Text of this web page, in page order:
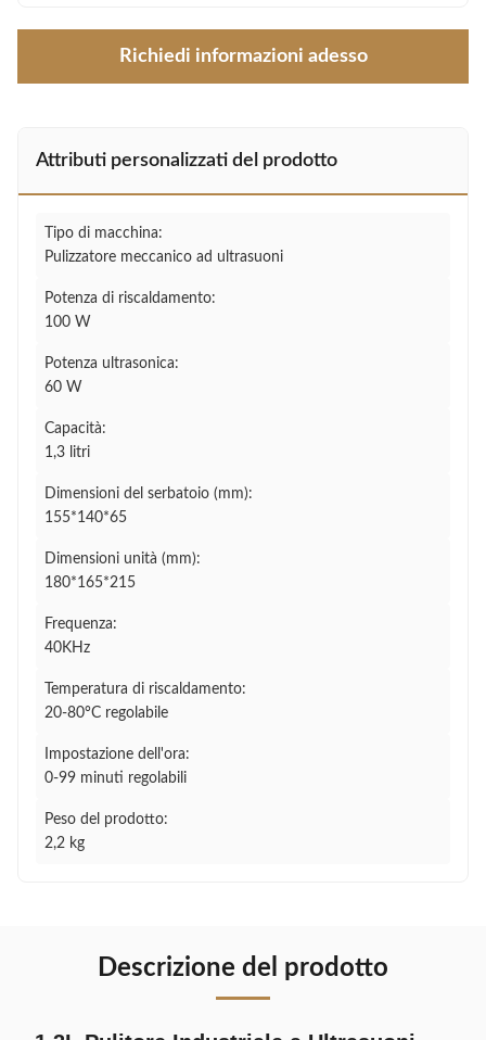
Richiedi informazioni adesso
Attributi personalizzati del prodotto
Tipo di macchina:
Pulizzatore meccanico ad ultrasuoni
Potenza di riscaldamento:
100 W
Potenza ultrasonica:
60 W
Capacità:
1,3 litri
Dimensioni del serbatoio (mm):
155*140*65
Dimensioni unità (mm):
180*165*215
Frequenza:
40KHz
Temperatura di riscaldamento:
20-80°C regolabile
Impostazione dell'ora:
0-99 minuti regolabili
Peso del prodotto:
2,2 kg
Descrizione del prodotto